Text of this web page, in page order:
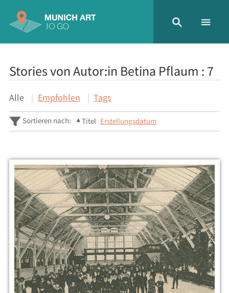
Stories von Autor:in Betina Pflaum : 7
Alle Empfohlen Tags
Sortieren nach: Titel Erstellungsdatum